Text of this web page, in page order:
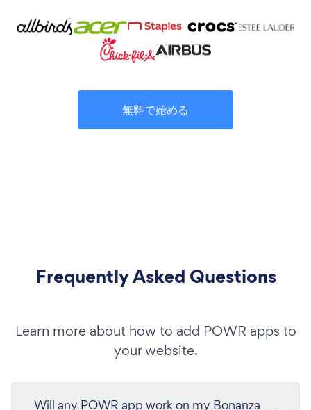
無料で始める
Frequently Asked Questions
Learn more about how to add POWR apps to
your website.
Will any POWR app work on my Bonanza